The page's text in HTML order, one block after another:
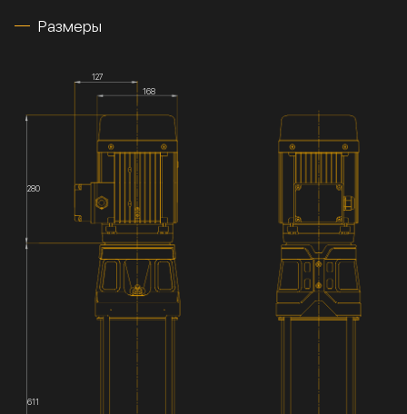
Размеры
127
168
280
611